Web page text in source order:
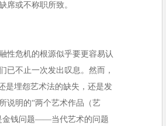
席或不称职所致。
性危机的根源似乎要更容易认
已不止一次发出叹息。然而，
是埋怨艺术法的缺失，还是发
说明的“两个艺术作品（艺
金钱问题——当代艺术的问题